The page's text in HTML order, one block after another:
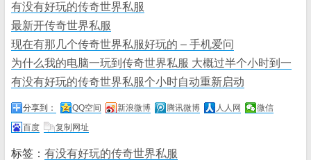
有没有好玩的传奇世界私服
最新开传奇世界私服
现在有那几个传奇世界私服好玩的 – 手机爱问
为什么我的电脑一玩到传奇世界私服 大概过半个小时到一
有没有好玩的传奇世界私服个小时自动重新启动
分享到： QQ空间 新浪微博 腾讯微博 人人网
微信
百度
复制网址
标签： 有没有好玩的传奇世界私服